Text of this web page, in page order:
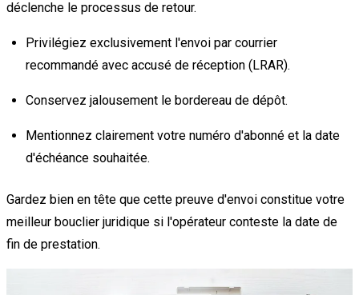
déclenche le processus de retour.
Privilégiez exclusivement l'envoi par courrier
recommandé avec accusé de réception (LRAR).
Conservez jalousement le bordereau de dépôt.
Mentionnez clairement votre numéro d'abonné et la date
d'échéance souhaitée.
Gardez bien en tête que cette preuve d'envoi constitue votre
meilleur bouclier juridique si l'opérateur conteste la date de
fin de prestation.